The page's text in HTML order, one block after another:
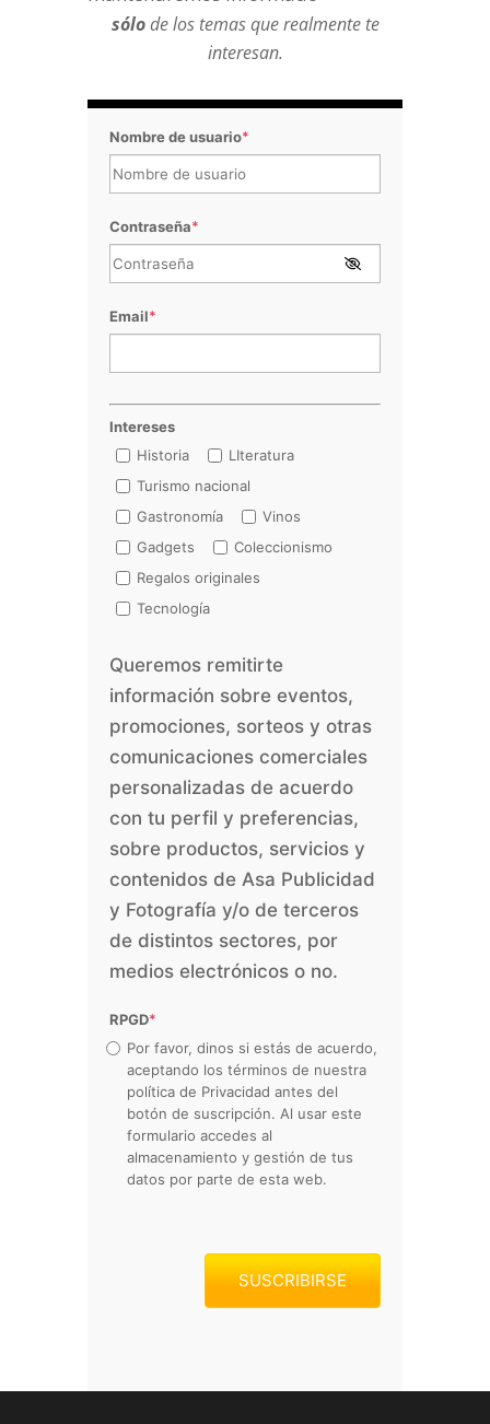
sólode los temas que realmente te
interesan.
Nombre de usuario*
Contraseña*
Email*
Intereses
Historia
LIteratura
Turismo nacional
Gastronomía
Vinos
Gadgets
Coleccionismo
Regalos originales
Tecnología
Queremos remitirte
información sobre eventos,
promociones, sorteos y otras
comunicaciones comerciales
personalizadas de acuerdo
con tu perfil y preferencias,
sobre productos, servicios y
contenidos de Asa Publicidad
y Fotografía y/o de terceros
de distintos sectores, por
medios electrónicos o no.
RPGD*
Por favor, dinos si estás de acuerdo,
aceptando los términos de nuestra
política de Privacidad antes del
botón de suscripción. Al usar este
formulario accedes al
almacenamiento y gestión de tus
datos por parte de esta web.